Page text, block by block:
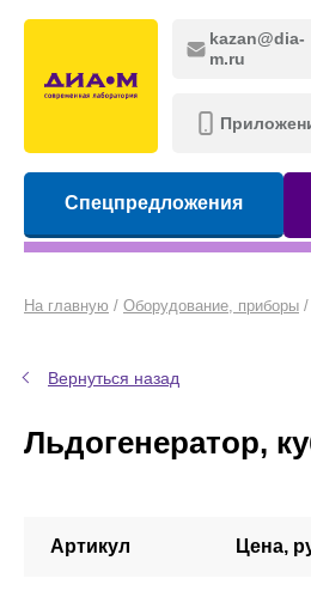
kazan@dia-
m.ru
Спецпредложения
На главную / Оборудование, приборы /
Вернуться назад
Льдогенератор,
Артикул Цена,